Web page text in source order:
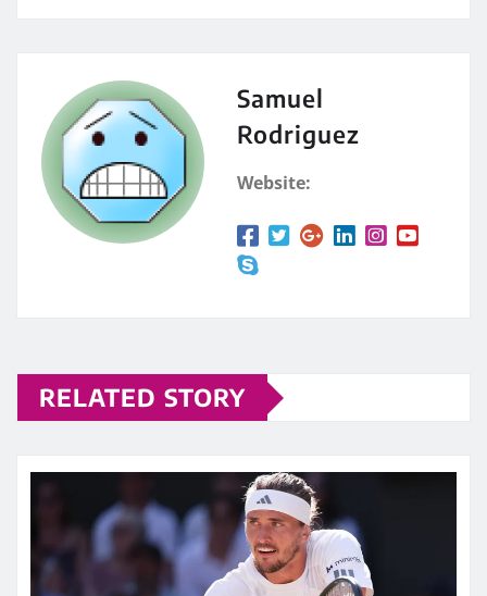
Samuel
Rodriguez
Website:
RELATED STORY